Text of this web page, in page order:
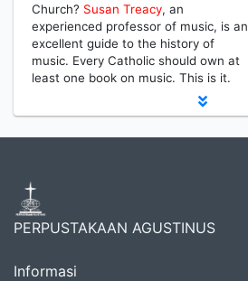
Church? Susan Treacy, an
experienced professor of music, is an
excellent guide to the history of
music. Every Catholic should own at
least one book on music. This is it.
PERPUSTAKAAN AGUSTINUS
Informasi